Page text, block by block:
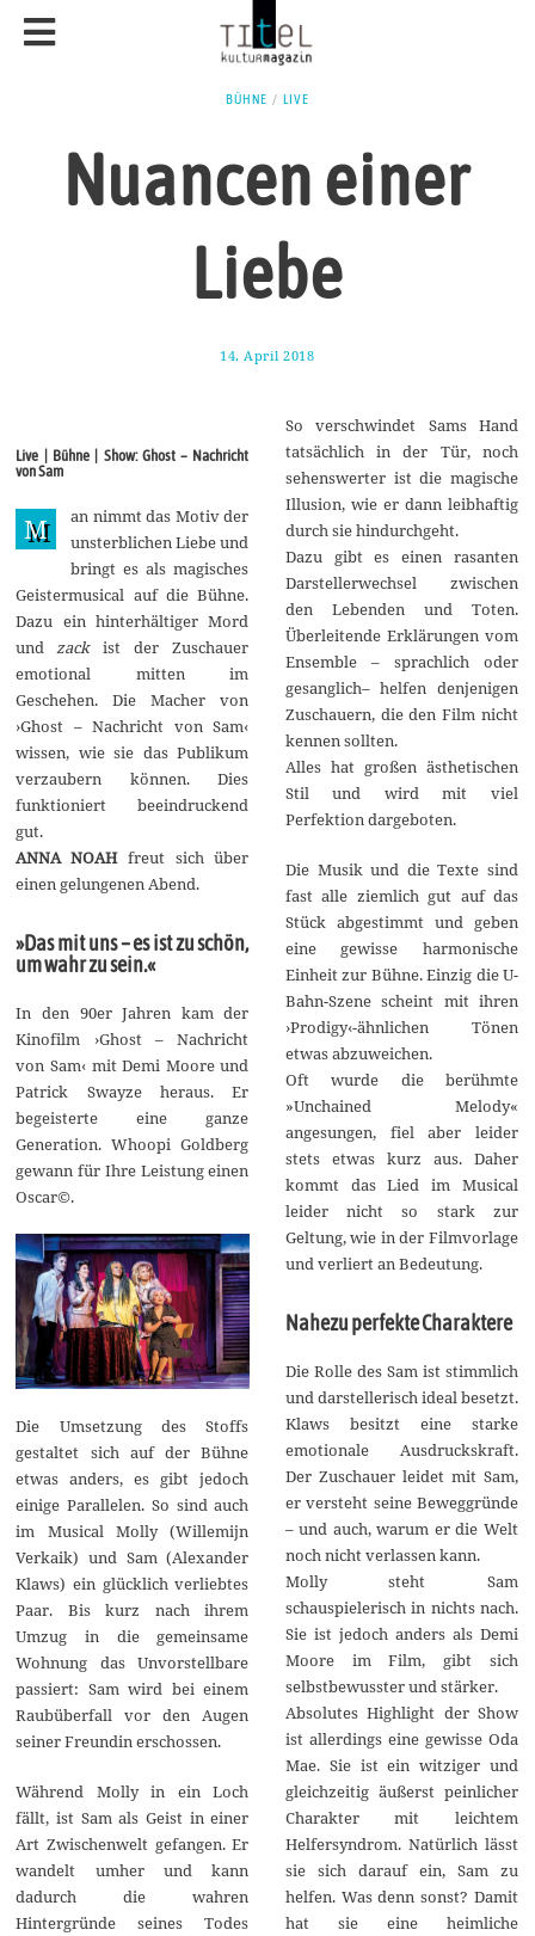
BÜHNE / LIVE
Nuancen einer
Liebe
14. April 2018
a
i
2
0
1
8
Live | Bühne | Show: Ghost – Nachricht
von Sam
M
an nimmt das Motiv der
unsterblichen Liebe und
bringt es als magisches
Geistermusical auf die Bühne.
Dazu ein hinterhältiger Mord
und zackist der Zuschauer
emotional mitten im
Geschehen. Die Macher von
›Ghost – Nachricht von Sam‹
wissen, wie sie das Publikum
verzaubern können. Dies
funktioniert beeindruckend
gut.
ANNA NOAHfreut sich über
einen gelungenen Abend.
»Das mit uns – es ist zu schön,
um wahr zu sein.«
In den 90er Jahren kam der
Kinofilm ›Ghost – Nachricht
von Sam‹ mit Demi Moore und
Patrick Swayze heraus. Er
begeisterte eine ganze
Generation. Whoopi Goldberg
gewann für Ihre Leistung einen
Oscar©.
Die Umsetzung des Stoffs
gestaltet sich auf der Bühne
etwas anders, es gibt jedoch
einige Parallelen. So sind auch
im Musical Molly (Willemijn
Verkaik) und Sam (Alexander
Klaws) ein glücklich verliebtes
Paar. Bis kurz nach ihrem
Umzug in die gemeinsame
Wohnung das Unvorstellbare
passiert: Sam wird bei einem
Raubüberfall vor den Augen
seiner Freundin erschossen.
Während Molly in ein Loch
fällt, ist Sam als Geist in einer
Art Zwischenwelt gefangen. Er
wandelt umher und kann
dadurch die wahren
Hintergründe seines Todes
So verschwindet Sams Hand
tatsächlich in der Tür, noch
sehenswerter ist die magische
Illusion, wie er dann leibhaftig
durch sie hindurchgeht.
Dazu gibt es einen rasanten
Darstellerwechsel zwischen
den Lebenden und Toten.
Überleitende Erklärungen vom
Ensemble – sprachlich oder
gesanglich– helfen denjenigen
Zuschauern, die den Film nicht
kennen sollten.
Alles hat großen ästhetischen
Stil und wird mit viel
Perfektion dargeboten.
Die Musik und die Texte sind
fast alle ziemlich gut auf das
Stück abgestimmt und geben
eine gewisse harmonische
Einheit zur Bühne. Einzig die U-
Bahn-Szene scheint mit ihren
›Prodigy‹-ähnlichen Tönen
etwas abzuweichen.
Oft wurde die berühmte
»Unchained Melody«
angesungen, fiel aber leider
stets etwas kurz aus. Daher
kommt das Lied im Musical
leider nicht so stark zur
Geltung, wie in der Filmvorlage
und verliert an Bedeutung.
Nahezu perfekte Charaktere
Die Rolle des Sam ist stimmlich
und darstellerisch ideal besetzt.
Klaws besitzt eine starke
emotionale Ausdruckskraft.
Der Zuschauer leidet mit Sam,
er versteht seine Beweggründe
– und auch, warum er die Welt
noch nicht verlassen kann.
Molly steht Sam
schauspielerisch in nichts nach.
Sie ist jedoch anders als Demi
Moore im Film, gibt sich
selbstbewusster und stärker.
Absolutes Highlight der Show
ist allerdings eine gewisse Oda
Mae. Sie ist ein witziger und
gleichzeitig äußerst peinlicher
Charakter mit leichtem
Helfersyndrom. Natürlich lässt
sie sich darauf ein, Sam zu
helfen. Was denn sonst? Damit
hat sie eine heimliche